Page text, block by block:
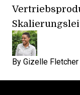
By Gizelle Fletcher